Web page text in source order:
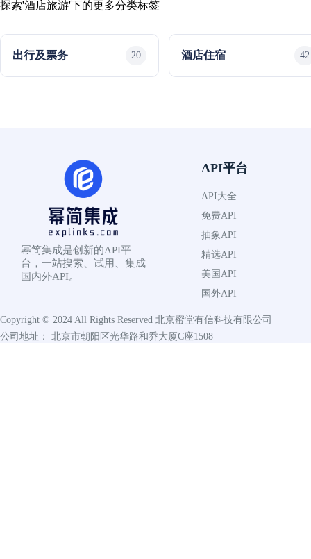
探索'酒店旅游'下的更多分类标签
出行及票务 20 酒店住宿 42
幂简集成是创新的API平
台，一站搜索、试用、集成
国内外API。
API平台
API大全
免费API
抽象API
精选API
美国API
国外API
Copyright © 2024 All Rights Reserved 北京蜜堂有信科技有限公司
公司地址： 北京市朝阳区光华路和乔大厦C座1508